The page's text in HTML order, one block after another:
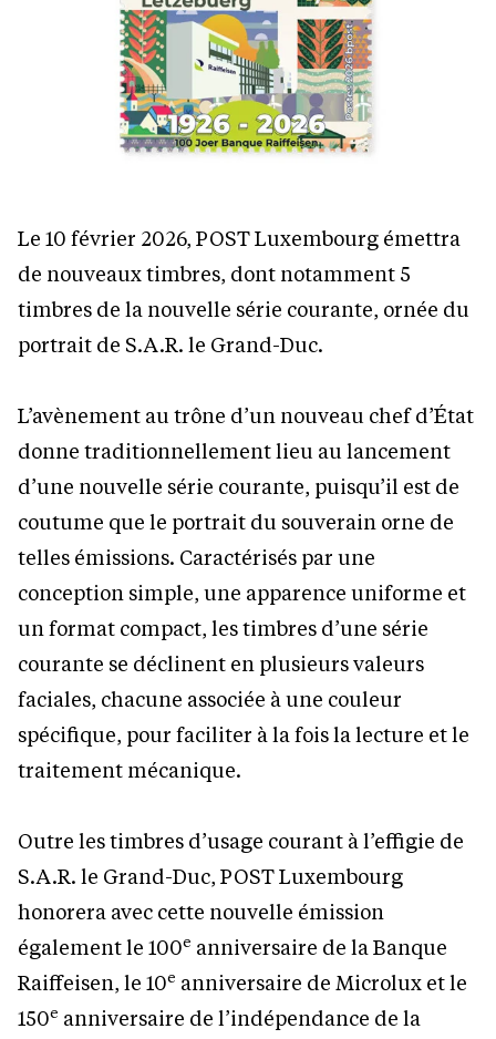
Le 10 février 2026, POST Luxembourg émettra
de nouveaux timbres, dont notamment 5
timbres de la nouvelle série courante, ornée du
portrait de S.A.R. le Grand-Duc.
L’avènement au trône d’un nouveau chef d’État
donne traditionnellement lieu au lancement
d’une nouvelle série courante, puisqu’il est de
coutume que le portrait du souverain orne de
telles émissions. Caractérisés par une
conception simple, une apparence uniforme et
un format compact, les timbres d’une série
courante se déclinent en plusieurs valeurs
faciales, chacune associée à une couleur
spécifique, pour faciliter à la fois la lecture et le
traitement mécanique.
Outre les timbres d’usage courant à l’effigie de
S.A.R. le Grand-Duc, POST Luxembourg
honorera avec cette nouvelle émission
également le 100e anniversaire de la Banque
Raiffeisen, le 10e anniversaire de Microlux et le
150e anniversaire de l’indépendance de la